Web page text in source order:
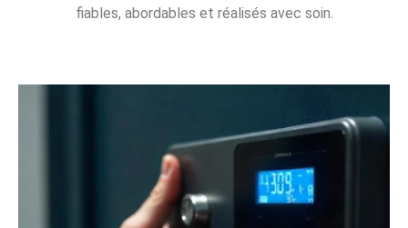
fiables, abordables et réalisés avec soin.